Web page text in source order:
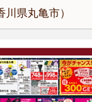
県丸亀市）